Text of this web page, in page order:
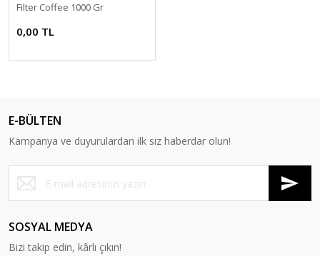
Filter Coffee 1000 Gr
0,00 TL
E-BÜLTEN
Kampanya ve duyurulardan ilk siz haberdar olun!
SOSYAL MEDYA
Bizi takip edin, kârlı çıkın!